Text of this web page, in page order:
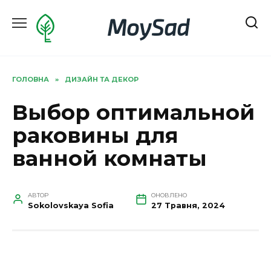
до
MoySad
ГОЛОВНА » ДИЗАЙН ТА ДЕКОР
Выбор оптимальной
раковины для
ванной комнаты
АВТОР
Sokolovskaya Sofia
ОНОВЛЕНО
27 Травня, 2024